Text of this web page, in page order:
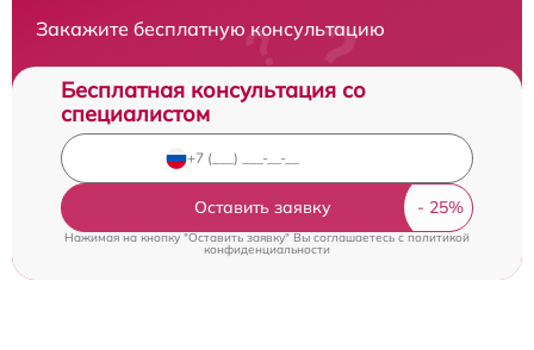
Закажите бесплатную консультацию
Бесплатная консультация со
специалистом
Оставить заявку
Нажимая на кнопку "Оставить заявку" Вы соглашаетесь cполитикой
конфиденциальности